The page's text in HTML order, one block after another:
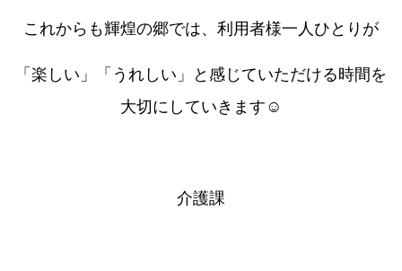
これからも輝煌の郷では、利用者様一人ひとりが
「楽しい」「うれしい」と感じていただける時間を
大切にしていきます☺️
介護課